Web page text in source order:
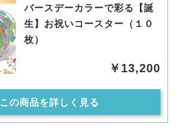
バースデーカラーで彩る【誕
生】お祝いコースター（１０
枚）
￥13,200
この商品を詳しく見る